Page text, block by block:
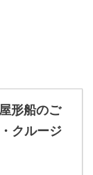
形船のご
クルージ